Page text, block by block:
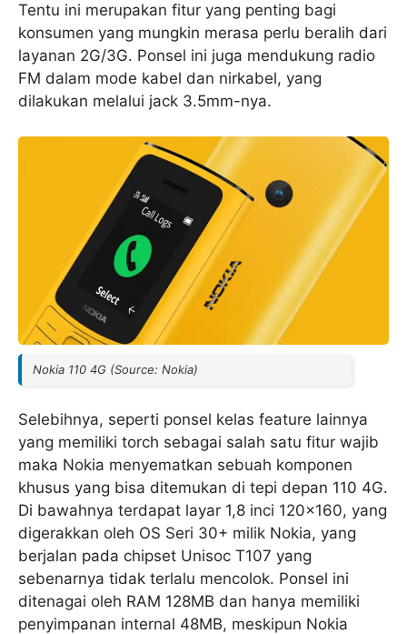
Tentu ini merupakan fitur yang penting bagi
konsumen yang mungkin merasa perlu beralih dari
layanan 2G/3G. Ponsel ini juga mendukung radio
FM dalam mode kabel dan nirkabel, yang
dilakukan melalui jack 3.5mm-nya.
Nokia 110 4G (Source: Nokia)
Selebihnya, seperti ponsel kelas feature lainnya
yang memiliki torch sebagai salah satu fitur wajib
maka Nokia menyematkan sebuah komponen
khusus yang bisa ditemukan di tepi depan 110 4G.
Di bawahnya terdapat layar 1,8 inci 120×160, yang
digerakkan oleh OS Seri 30+ milik Nokia, yang
berjalan pada chipset Unisoc T107 yang
sebenarnya tidak terlalu mencolok. Ponsel ini
ditenagai oleh RAM 128MB dan hanya memiliki
penyimpanan internal 48MB, meskipun Nokia